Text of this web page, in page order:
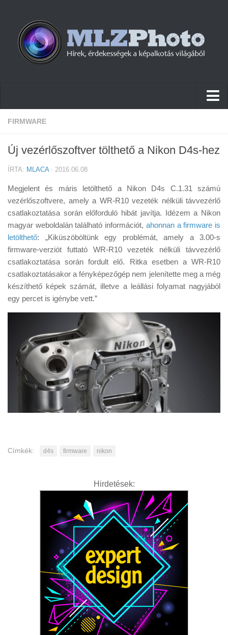
Hírek
Cikkek
Firmware
Tudástár
Tanácsok
Érdekességek
Helyszíni Riport
E-BB
FIRMWARE
Új vezérlőszoftver tölthető a Nikon D4s-hez
ÍRTA: MLACA· 2016.06.08
Megjelent és máris letölthető a Nikon D4s C.1.31 számú
vezérlőszoftvere, amely a WR-R10 vezeték nélküli távvezérlő
csatlakoztatása során előforduló hibát javítja. Idézem a Nikon
magyar weboldalán található információt, ahonnan a firmware is
letölthető: „Kiküszöböltünk egy problémát, amely a 3.00-s
firmware-verziót futtató WR-R10 vezeték nélküli távvezérlő
csatlakoztatása során fordult elő. Ritka esetben a WR-R10
csatlakoztatásakor a fényképezőgép nem jelenítette meg a még
készíthető képek számát, illetve a leállási folyamat nagyjából
egy percet is igénybe vett.”
Címkék: d4s firmware nikon
Hirdetések: